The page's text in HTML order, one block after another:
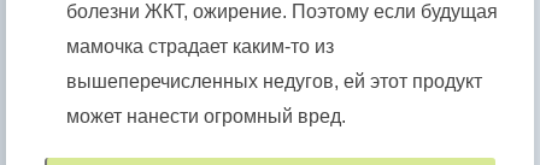
болезни ЖКТ, ожирение. Поэтому если будущая
мамочка страдает каким-то из
вышеперечисленных недугов, ей этот продукт
может нанести огромный вред.